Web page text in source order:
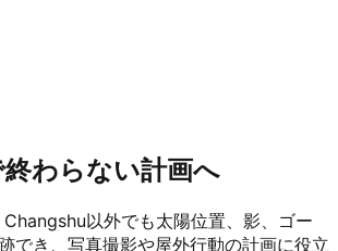
わらない計画へ
以外でも太陽位置、影、ゴー
でき、写真撮影や屋外行動の計画に役立